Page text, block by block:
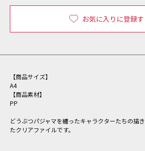
お気に入りに登録す
【商品サイズ】
A4
【商品素材】
PP
どうぶつパジャマを纏ったキャラクターたちの描
たクリアファイルです。